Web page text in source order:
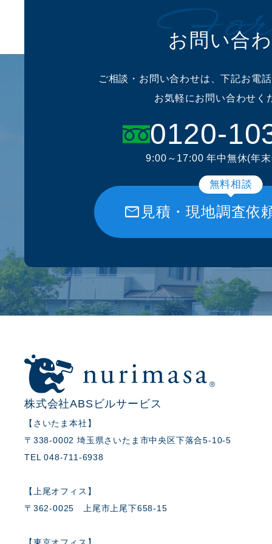
お問い合
ご相談・お問い合わせは、下記お電
お気軽にお問い合わせく
0120-
9:00～17:00 年中無休(年
無料相談
mail 見積・現地調査依
株式会社ABSビルサービス
【さいたま本社】
〒338-0002 埼玉県さいたま市中央区下落合5-10-5
TEL 048-711-6938
【上尾オフィス】
〒362-0025 上尾市上尾下658-15
【東京オフィス】